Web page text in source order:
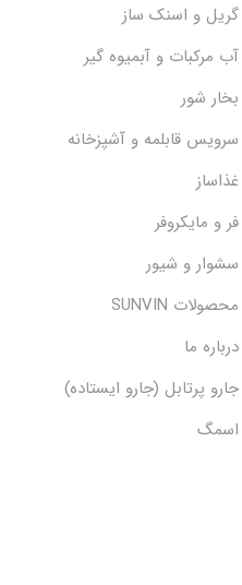
گریل و اسنک‌ ساز
آب مرکبات و آبمیوه گیر
بخار شور
سرویس قابلمه و آشپزخانه
غذاساز
فر و مایکروفر
سشوار و شیور
محصولات SUNVIN
درباره ما
جارو پرتابل (جارو ایستاده)
اسمگ